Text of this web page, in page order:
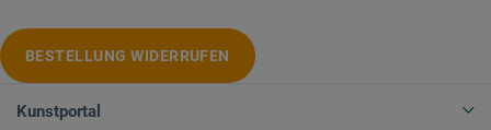
BESTELLUNG WIDERRUFEN
Kunstportal